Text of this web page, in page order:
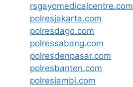
rsgayomedicalcentre.com
polresjakarta.com
polresdago.com
polressabang.com
polresdenpasar.com
polresbanten.com
polresjambi.com